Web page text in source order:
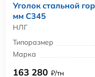
Уголок стальной
мм С345
НЛГ
Типоразмер
Марка
163 280 ₽/тн